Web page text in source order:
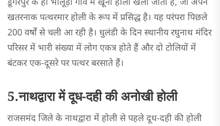
खतरनाक पत्थरमार होली के रूप में प्रसिद्ध है। यह परंपरा पिछले
200 वर्षों से चली आ रही है। धुलंडी के दिन स्थानीय रघुनाथ मंदिर
परिसर में भारी संख्या में लोग एकत्र होते हैं और दो टोलियों में
बंटकर एक-दूसरे पर पत्थर बरसाते हैं।
5.नाथद्वारा में दूध-दही की अनोखी होली
राजसमंद जिले के नाथद्वारा में होली से पहले दूध-दही की होली